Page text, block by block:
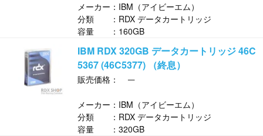
メーカー：IBM（アイビーエム）
分類 ：RDX データカートリッジ
容量 ：160GB
IBM RDX 320GB データカートリッジ 46C
5367 (46C5377) （終息）
販売価格： ─
メーカー：IBM（アイビーエム）
分類 ：RDX データカートリッジ
容量 ：320GB